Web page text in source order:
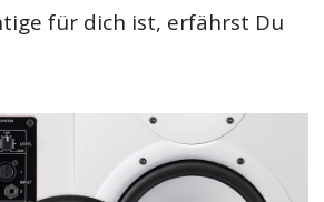
für dich ist, erfährst Du